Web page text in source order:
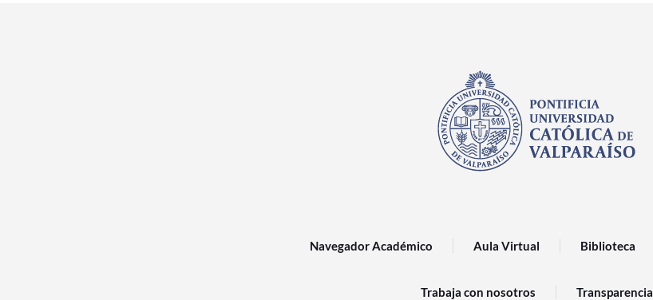
Navegador Académico Aula Virtual Biblioteca
Trabaja con nosotros Transparencia